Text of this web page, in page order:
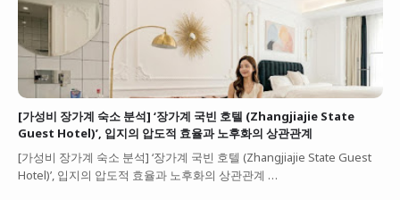
[가성비 장가계 숙소 분석] ‘장가계 국빈 호텔 (Zhangjiajie State
Guest Hotel)’, 입지의 압도적 효율과 노후화의 상관관계
[가성비 장가계 숙소 분석] ‘장가계 국빈 호텔 (Zhangjiajie State Guest
Hotel)’, 입지의 압도적 효율과 노후화의 상관관계 …